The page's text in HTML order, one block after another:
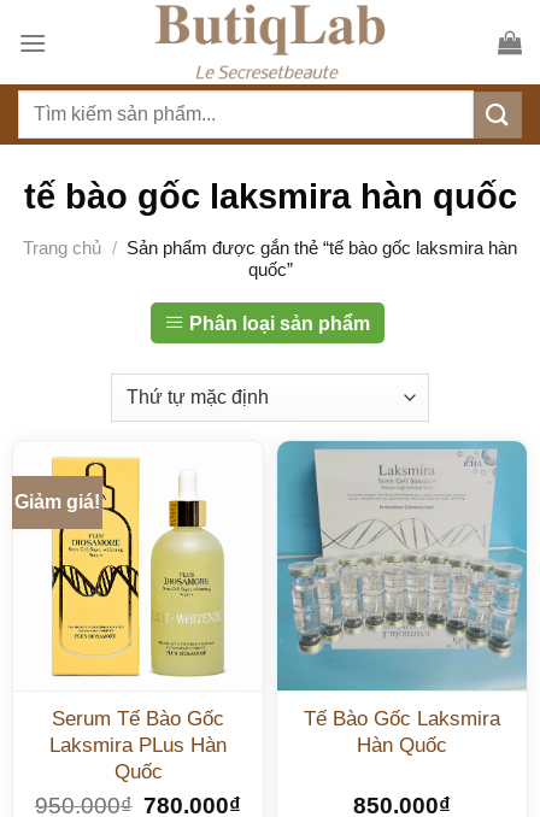
k
ế
tế bào gốc laksmira hàn quốc
Trang chủ / Sản phẩm được gắn thẻ “tế bào gốc laksmira hàn
quốc”
Phân loại sản phẩm
Giảm giá!
Serum Tế Bào Gốc
Laksmira PLus Hàn
Quốc
950.000₫ 780.000₫
Tế Bào Gốc Laksmira
Hàn Quốc
850.000₫